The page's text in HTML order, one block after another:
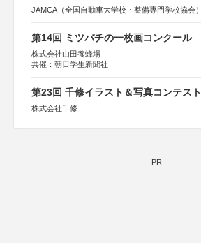
JAMCA（全国自動車大学校・整備専門学校協会）
第14回 ミツバチの一枚画コンクール
株式会社山田養蜂場
共催：朝日学生新聞社
第23回 千修イラスト＆写真コンテスト
株式会社千修
PR